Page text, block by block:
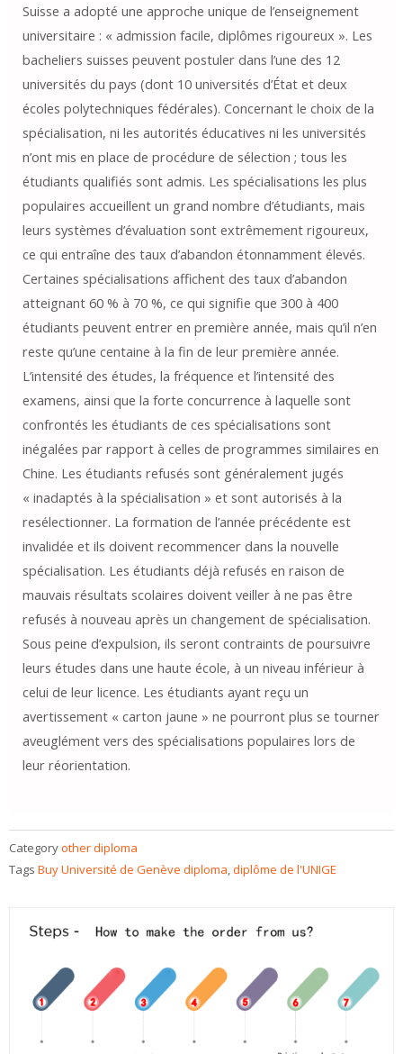
Suisse a adopté une approche unique de l’enseignement
universitaire : « admission facile, diplômes rigoureux ». Les
bacheliers suisses peuvent postuler dans l’une des 12
universités du pays (dont 10 universités d’État et deux
écoles polytechniques fédérales). Concernant le choix de la
spécialisation, ni les autorités éducatives ni les universités
n’ont mis en place de procédure de sélection ; tous les
étudiants qualifiés sont admis. Les spécialisations les plus
populaires accueillent un grand nombre d’étudiants, mais
leurs systèmes d’évaluation sont extrêmement rigoureux,
ce qui entraîne des taux d’abandon étonnamment élevés.
Certaines spécialisations affichent des taux d’abandon
atteignant 60 % à 70 %, ce qui signifie que 300 à 400
étudiants peuvent entrer en première année, mais qu’il n’en
reste qu’une centaine à la fin de leur première année.
L’intensité des études, la fréquence et l’intensité des
examens, ainsi que la forte concurrence à laquelle sont
confrontés les étudiants de ces spécialisations sont
inégalées par rapport à celles de programmes similaires en
Chine. Les étudiants refusés sont généralement jugés
« inadaptés à la spécialisation » et sont autorisés à la
resélectionner. La formation de l’année précédente est
invalidée et ils doivent recommencer dans la nouvelle
spécialisation. Les étudiants déjà refusés en raison de
mauvais résultats scolaires doivent veiller à ne pas être
refusés à nouveau après un changement de spécialisation.
Sous peine d’expulsion, ils seront contraints de poursuivre
leurs études dans une haute école, à un niveau inférieur à
celui de leur licence. Les étudiants ayant reçu un
avertissement « carton jaune » ne pourront plus se tourner
aveuglément vers des spécialisations populaires lors de
leur réorientation.
Categoryother diploma
Tags Buy Université de Genève diploma diplôme de l'UNIGE